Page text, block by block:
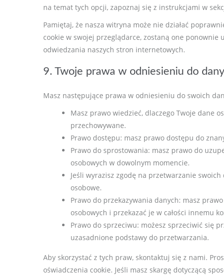
na temat tych opcji, zapoznaj się z instrukcjami w
Pamiętaj, że nasza witryna może nie działać
cookie w swojej przeglądarce, zostaną one
odwiedzania naszych stron internetowych.
9. Twoje prawa w odniesieniu do
Masz następujące prawa w odniesieniu do swoich
Masz prawo wiedzieć, dlaczego Twoje dane
przechowywane.
Prawo dostępu: masz prawo dostępu do
Prawo do sprostowania: masz prawo do
osobowych w dowolnym momencie.
Jeśli wyrazisz zgodę na przetwarzanie
osobowe.
Prawo do przekazywania danych: masz
osobowych i przekazać je w całości innemu
Prawo do sprzeciwu: możesz sprzeciwić się
uzasadnione podstawy do przetwarzania.
Aby skorzystać z tych praw, skontaktuj się z nami.
oświadczenia cookie. Jeśli masz skargę dotyczącą